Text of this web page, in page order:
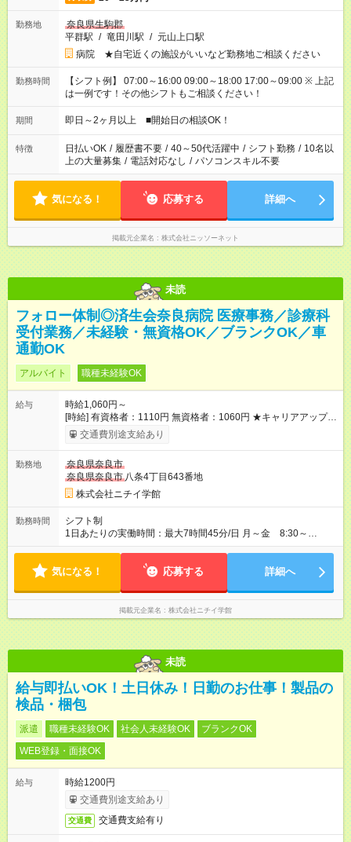
勤務地
奈良県生駒郡
平群駅 / 竜田川駅 / 元山上口駅
病院 ★自宅近くの施設がいいなど勤務地ご相談ください
勤務時間
【シフト例】 07:00～16:00 09:00～18:00 17:00～09:00 ※ 上記
は一例です！その他シフトもご相談ください！
期間 即日～2ヶ月以上 ■開始日の相談OK！
特徴 日払いOK / 履歴書不要 / 40～50代活躍中 / シフト勤務 / 10名以
上の大量募集 / 電話対応なし / パソコンスキル不要
気になる！ 応募する 詳細へ
掲載元企業名 株式会社ニッソーネット
未読
フォロー体制◎済生会奈良病院 医療事務／診療科
受付業務／未経験・無資格OK／ブランクOK／車
通勤OK
アルバイト 職種未経験OK
給与
時給1,060円～
[時給] 有資格者：1110円 無資格者：1060円 ★キャリアアップ制
度あり 進級により給与がアップします！ 【試用期間】試用期間
あり 試用期間の長さ：3ヶ月 雇用形態、給与は本採用時と同じ
交通費別途支給あり
勤務地
奈良県奈良市
奈良県奈良市 八条4丁目643番地
株式会社ニチイ学館
勤務時間
シフト制
1日あたりの実働時間：最大7時間45分/日 月～金 8:30～
17:15（休憩60分） 土曜 8:30～12:30（休憩なし） ※土曜は
気になる！ 応募する 詳細へ
掲載元企業名 株式会社ニチイ学館
未読
給与即払いOK！土日休み！日勤のお仕事！製品の
検品・梱包
派遣 職種未経験OK 社会人未経験OK
ブランクOK
WEB登録・面接OK
給与
時給1200円
交通費別途支給あり
交通費 交通費支給有り